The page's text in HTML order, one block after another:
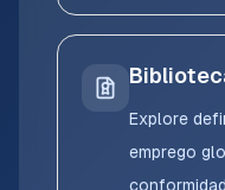
Explore
emprego